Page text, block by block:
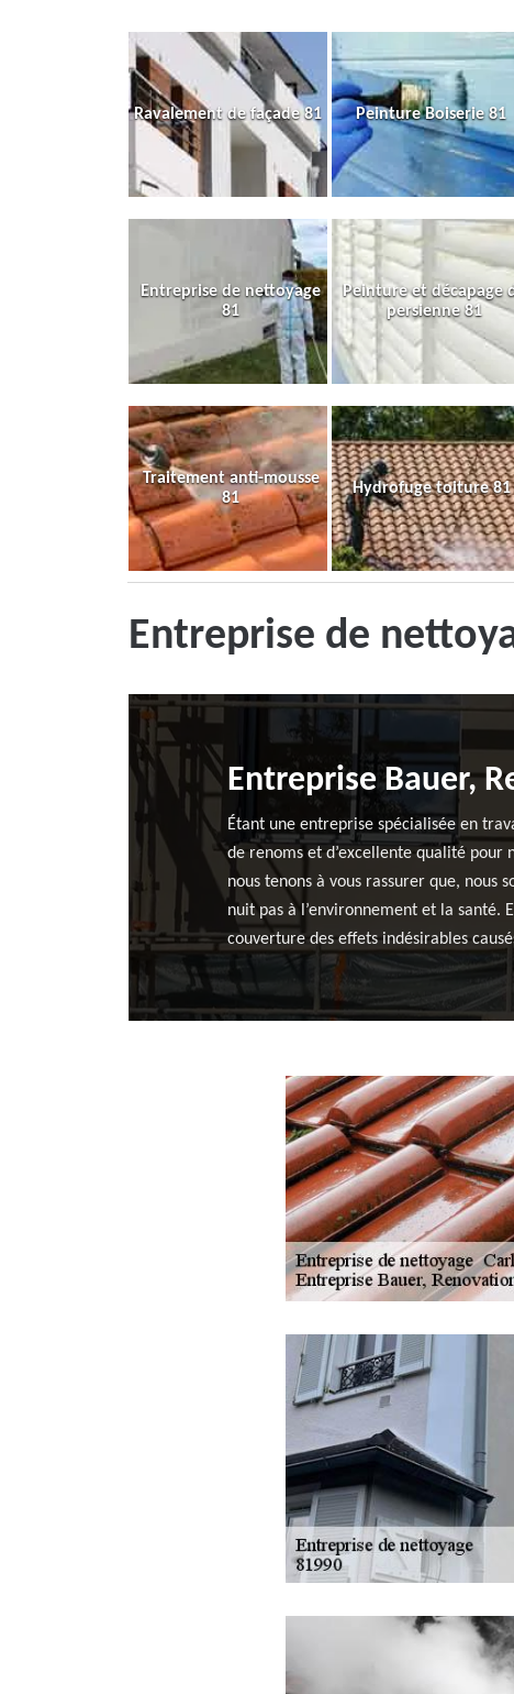
Ravalement de façade 81 Peinture Boiserie 81
Entreprise de nettoyage
81
Peinture et décapage
persienne 81
Traitement anti-mousse
81
Hydrofuge toiture 81
Entreprise de
Entreprise Bauer,
Étant une entreprise spécialisée en
de renoms et d’excellente qualité pour
nous tenons à vous rassurer que, nous
nuit pas à l’environnement et la
couverture des effets indésirables